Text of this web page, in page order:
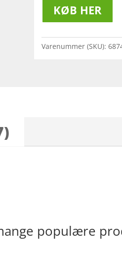
KØB HER
Varenummer (SKU):
populære